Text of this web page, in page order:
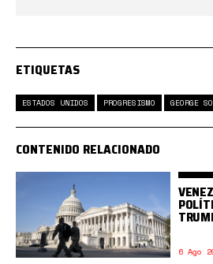
ETIQUETAS
ESTADOS UNIDOS PROGRESISMO GEORGE
CONTENIDO RELACIONADO
6 Ago